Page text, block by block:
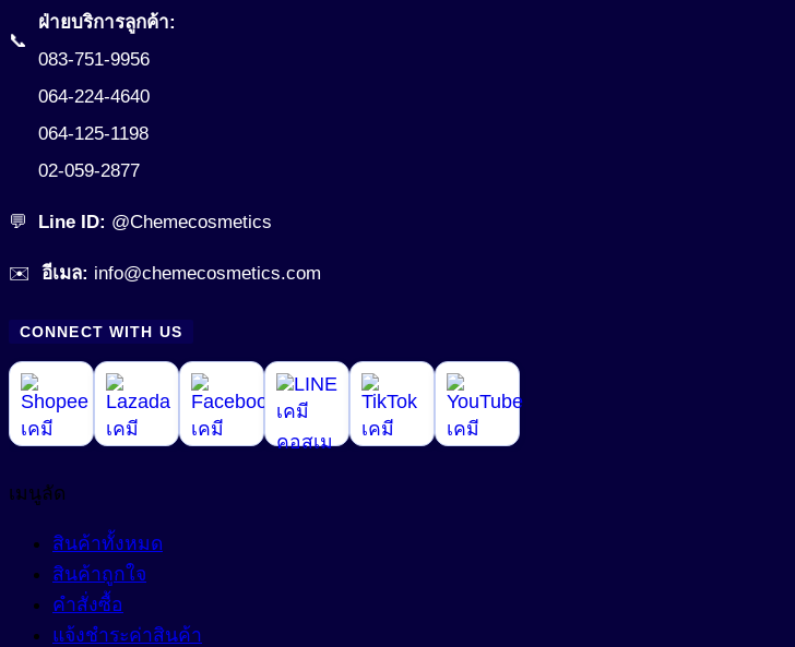
สารจับประจุโลหะ (Chelating Agent)
สารช่วยผลัดเซลล์ผิว (Exfoliating Agent)
สารช่วยให้ผิวกระชับ (Firming Agent)
Anionic Surfactant
Cationic Surfactant
สารปรับความนุ่มลื่น (Conditioning Agent)
สารปรับเนื้อสัมผัสเนียนนุ่ม (Smoothness)
Cream Base (Emulsifier Wax)
O/W Emulsifier
W/O Emulsifier
สารสร้างฟิล์ม (Film Forming Agent)
สารสร้างเนื้อมุก (Pearlizing Agent)
สารหล่อลื่น (Lubricant)
สารสกัดจากพืช
สารสกัดจากสมุนไพร (Herbal extract)
สารออกฤทธิ์ (Active)
สารเสริมโปรตีน (Protein Enhancer)
สารแต่งสี (Coloring)
เพิ่มสารอาหาร (Nutrient added)
📞
ฝ่ายบริการลูกค้า:
083-751-9956
064-224-4640
064-125-1198
02-059-2877
💬 Line ID: @Chemecosmetics
✉️ อีเมล: info@chemecosmetics.com
CONNECT WITH US
เมนูลัด
สินค้าทั้งหมด
สินค้าถูกใจ
คำสั่งซื้อ
แจ้งชำระค่าสินค้า